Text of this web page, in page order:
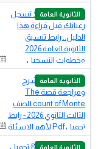
الثانوية العامة
الثانوية العامة
الثانوية العامة